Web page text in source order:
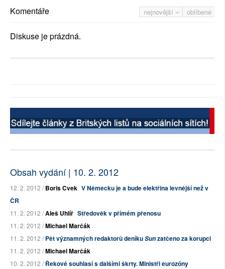
nejnovější oblíbené
Komentáře
Diskuse je prázdná.
Obsah vydání | 10. 2. 2012
12. 2. 2012 /Boris Cvek V Německu je a bude elektřina levnější než v
ČR
11. 2. 2012 /Aleš Uhlíř Středověk v přímém přenosu
11. 2. 2012 /Michael Marčák
11. 2. 2012 /Pět významných redaktorů deníkuSunzatčeno za korupci
11. 2. 2012 /Michael Marčák
10. 2. 2012 /Řekové souhlasí s dalšími škrty. Ministři eurozóny